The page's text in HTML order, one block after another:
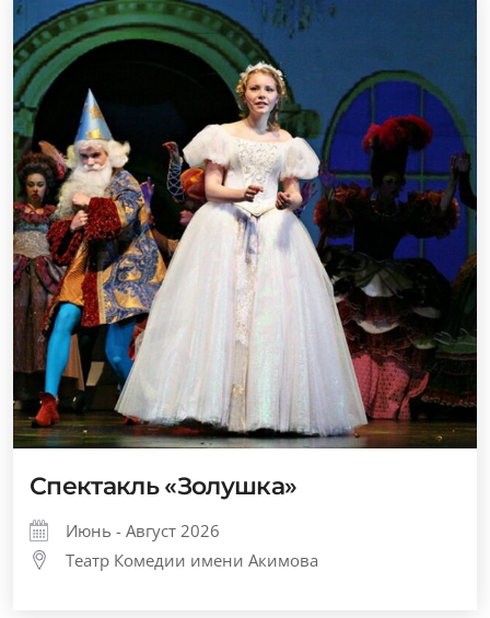
Спектакль «Золушка»
Июнь - Август 2026
Театр Комедии имени Акимова